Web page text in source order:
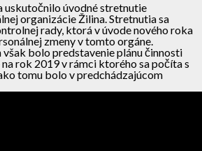
uskutočnilo úvodné stretnutie
organizácie Žilina. Stretnutia sa
rady, ktorá v úvode nového roka
zmeny v tomto orgáne.
bolo predstavenie plánu činnosti
rok 2019 v rámci ktorého sa počíta s
tomu bolo v predchádzajúcom